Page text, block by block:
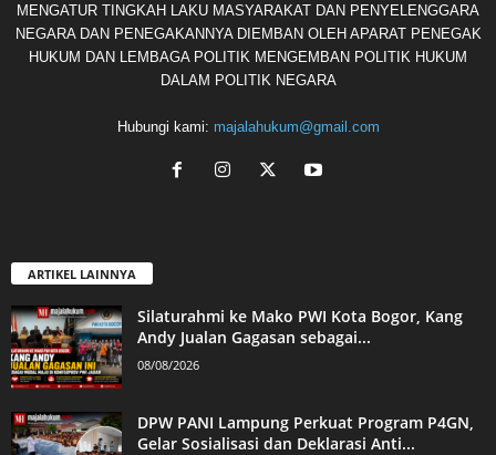
MENGATUR TINGKAH LAKU MASYARAKAT DAN PENYELENGGARA
NEGARA DAN PENEGAKANNYA DIEMBAN OLEH APARAT PENEGAK
HUKUM DAN LEMBAGA POLITIK MENGEMBAN POLITIK HUKUM
DALAM POLITIK NEGARA
Hubungi kami: majalahukum@gmail.com
ARTIKEL LAINNYA
Silaturahmi ke Mako PWI Kota Bogor, Kang
Andy Jualan Gagasan sebagai...
08/08/2026
DPW PANI Lampung Perkuat Program P4GN,
Gelar Sosialisasi dan Deklarasi Anti...